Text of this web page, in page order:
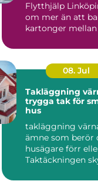
Flytthjälp
om mer än att
kartonger mellan
08. Jul
Takläggning
trygga tak för
hus
takläggning
ämne som berör
husägare förr
Taktäckningen